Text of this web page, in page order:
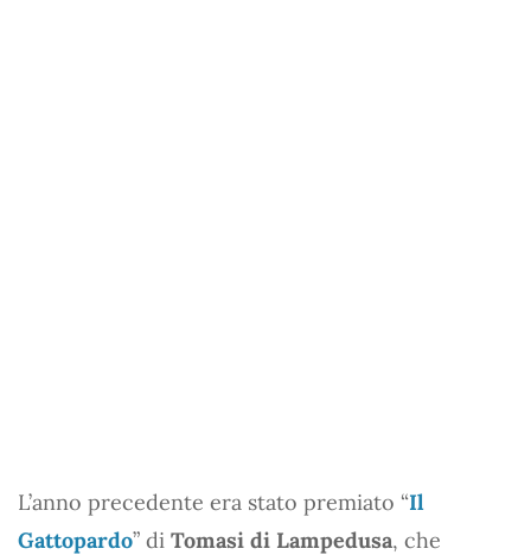
L’anno precedente era stato premiato “Il
Gattopardo” di Tomasi di Lampedusa, che